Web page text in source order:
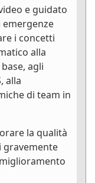
e guidato
i concetti
alla
agli
alla
di team in
la qualità
gravemente